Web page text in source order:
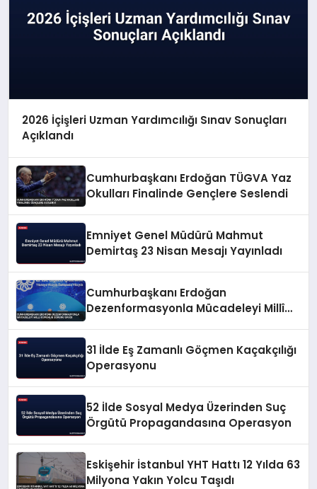
2026 İçişleri Uzman Yardımcılığı Sınav Sonuçları
Açıklandı
Cumhurbaşkanı Erdoğan TÜGVA Yaz
Okulları Finalinde Gençlere Seslendi
Emniyet Genel Müdürü Mahmut
Demirtaş 23 Nisan Mesajı Yayınladı
Cumhurbaşkanı Erdoğan
Dezenformasyonla Mücadeleyi Millî
31 İlde Eş Zamanlı Göçmen Kaçakçılığı
Operasyonu
52 İlde Sosyal Medya Üzerinden Suç
Örgütü Propagandasına Operasyon
Eskişehir İstanbul YHT Hattı 12 Yılda 63
Milyona Yakın Yolcu Taşıdı